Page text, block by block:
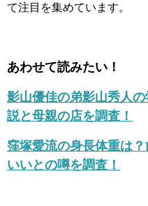
て注目を集めています。
あわせて読みたい！
影山優佳の弟影山秀人
説と母親の店を調査！
窪塚愛流の身長体重は
いいとの噂を調査！